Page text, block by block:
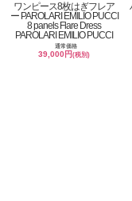
ワンピース8枚はぎフレア
ー PAROLARI EMILIO PUCCI
8 panels Flare Dress
PAROLARI EMILIO PUCCI
通常価格
39,000円(税別)